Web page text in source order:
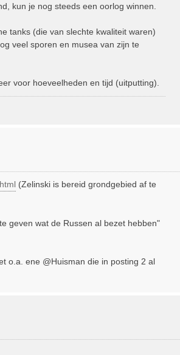
kun je nog steeds een oorlog winnen.
tanks (die van slechte kwaliteit waren)
veel sporen en musea van zijn te
voor hoeveelheden en tijd (uitputting).
(Zelinski is bereid grondgebied af te
geven wat de Russen al bezet hebben"
o.a. ene @Huisman die in posting 2 al